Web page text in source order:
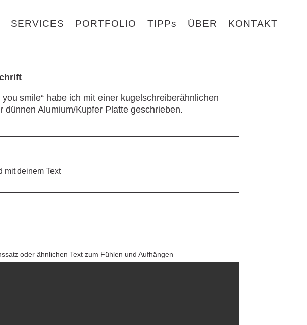
SERVICES PORTFOLIO TIPPs ÜBER KONTAKT
smile“ habe ich mit einer kugelschreiberähnlichen
Alumium/Kupfer Platte geschrieben.
mit deinem Text